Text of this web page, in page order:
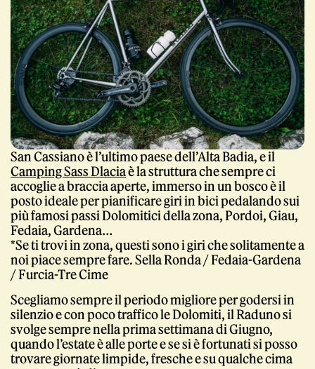
Stelbel un marchio registrato di Cicli Corsa S.r.l.
Partita IVA IT02445060185
San Cassiano è l’ultimo paese dell’Alta Badia, e il
Camping Sass Dlaciaè la struttura che sempre ci
accoglie a braccia aperte, immerso in un bosco è il
posto ideale per pianificare giri in bici pedalando sui
più famosi passi Dolomitici della zona, Pordoi, Giau,
Fedaia, Gardena…
*Se ti trovi in zona, questi sono i giri che solitamente a
noi piace sempre fare. Sella Ronda / Fedaia-Gardena
/ Furcia-Tre Cime
Scegliamo sempre il periodo migliore per godersi in
silenzio e con poco traffico le Dolomiti, il Raduno si
svolge sempre nella prima settimana di Giugno,
quando l’estate è alle porte e se si è fortunati si posso
trovare giornate limpide, fresche e su qualche cima